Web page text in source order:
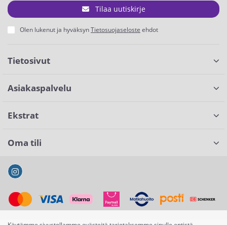
Tilaa uutiskirje
Olen lukenut ja hyväksynTietosuojaseloste ehdot
Tietosivut
Asiakaspalvelu
Ekstrat
Oma tili